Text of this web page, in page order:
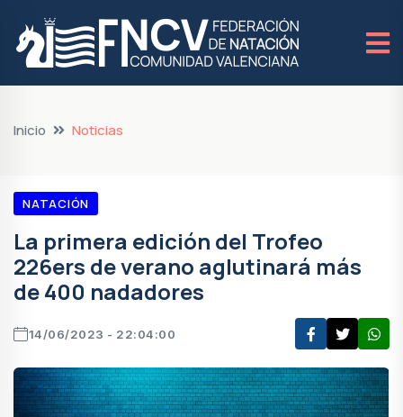
Inicio Noticias
NATACIÓN
La primera edición del Trofeo
226ers de verano aglutinará más
de 400 nadadores
14/06/2023 - 22:04:00